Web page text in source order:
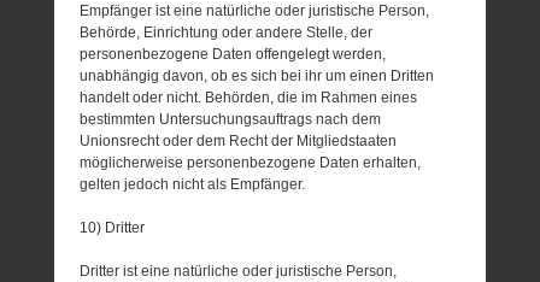
Empfänger ist eine natürliche oder juristische Person,
Behörde, Einrichtung oder andere Stelle, der
personenbezogene Daten offengelegt werden,
unabhängig davon, ob es sich bei ihr um einen Dritten
handelt oder nicht. Behörden, die im Rahmen eines
bestimmten Untersuchungsauftrags nach dem
Unionsrecht oder dem Recht der Mitgliedstaaten
möglicherweise personenbezogene Daten erhalten,
gelten jedoch nicht als Empfänger.
10) Dritter
Dritter ist eine natürliche oder juristische Person,